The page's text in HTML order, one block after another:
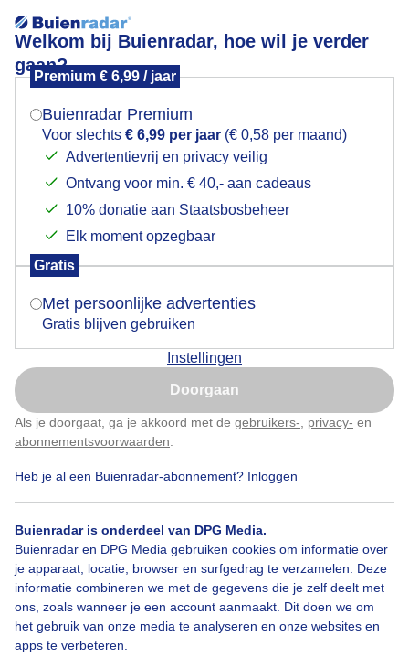
Welkom bij Buienradar, hoe wil je verder
gaan?
Premium € 6,99 / jaar
Buienradar Premium
Voor slechts € 6,99 per jaar (€ 0,58 per maand)
Advertentievrij en privacy veilig
Ontvang voor min. € 40,- aan cadeaus
10% donatie aan Staatsbosbeheer
Elk moment opzegbaar
Gratis
Met persoonlijke advertenties
Gratis blijven gebruiken
Instellingen
Doorgaan
Als je doorgaat, ga je akkoord met de gebruikers- privacy- en
abonnementsvoorwaarden
Heb je al een Buienradar-abonnement? Inloggen
Buienradar is onderdeel van DPG Media.
Buienradar en DPG Media gebruiken cookies om informatie over
je apparaat, locatie, browser en surfgedrag te verzamelen. Deze
informatie combineren we met de gegevens die je zelf deelt met
ons, zoals wanneer je een account aanmaakt. Dit doen we om
het gebruik van onze media te analyseren en onze websites en
apps te verbeteren.
Weerfoto
Door: Cynthia Van Leusden
Bekijk slideshow
Mogen we je locatie gebruiken voor het
Indien je hier nog geen akkoord op hebt gegeven,
verschijnt er zo een pop-up uit je browser waarin
Is goed, toon de popup
Nu niet, misschien later
Klik hierom dit aan te passen